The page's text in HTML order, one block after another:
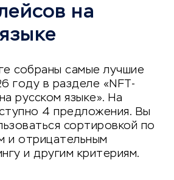
на
собраны самые лучшие
году в разделе «NFT-
русском языке». На
4 предложения. Вы
сортировкой по
и отрицательным
и другим критериям.